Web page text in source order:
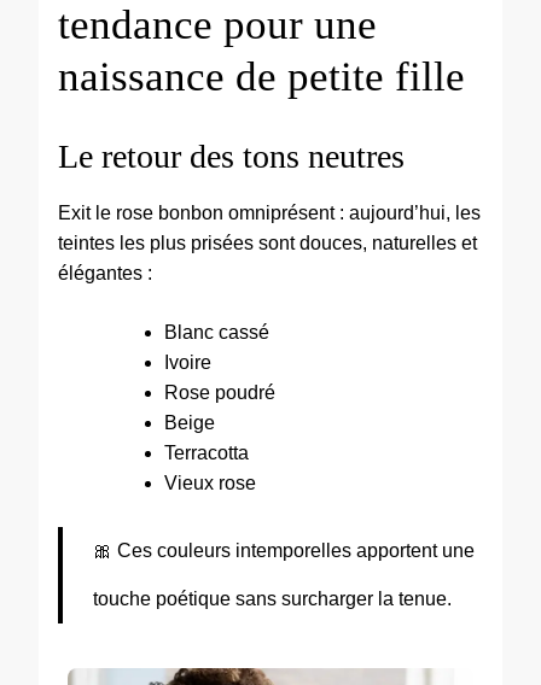
tendance pour une
naissance de petite fille
Le retour des tons neutres
Exit le rose bonbon omniprésent : aujourd’hui, les
teintes les plus prisées sont douces, naturelles et
élégantes :
Blanc cassé
Ivoire
Rose poudré
Beige
Terracotta
Vieux rose
🎀 Ces couleurs intemporelles apportent une
touche poétique sans surcharger la tenue.